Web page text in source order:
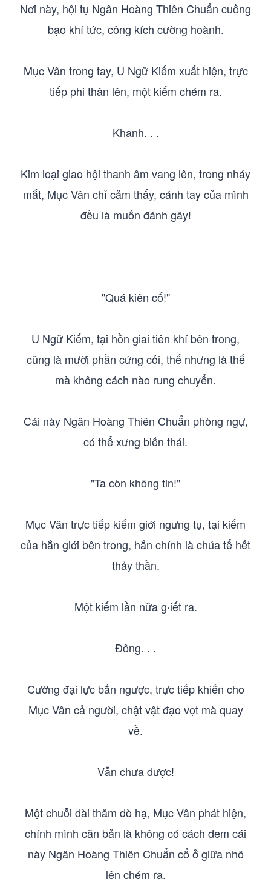
Nơi này, hội tụ Ngân Hoàng Thiên Chuẩn cuồng
bạo khí tức, công kích cường hoành.
Mục Vân trong tay, U Ngữ Kiếm xuất hiện, trực
tiếp phi thân lên, một kiếm chém ra.
Khanh. . .
Kim loại giao hội thanh âm vang lên, trong nháy
mắt, Mục Vân chỉ cảm thấy, cánh tay của mình
đều là muốn đánh gãy!
"Quá kiên cố!"
U Ngữ Kiếm, tại hồn giai tiên khí bên trong,
cũng là mười phần cứng cỏi, thế nhưng là thế
mà không cách nào rung chuyển.
Cái này Ngân Hoàng Thiên Chuẩn phòng ngự,
có thể xưng biến thái.
"Ta còn không tin!"
Mục Vân trực tiếp kiếm giới ngưng tụ, tại kiếm
của hắn giới bên trong, hắn chính là chúa tể hết
thảy thần.
Một kiếm lần nữa g·iết ra.
Đông. . .
Cường đại lực bắn ngược, trực tiếp khiến cho
Mục Vân cả người, chật vật đạo vọt mà quay
về.
Vẫn chưa được!
Một chuỗi dài thăm dò hạ, Mục Vân phát hiện,
chính mình căn bản là không có cách đem cái
này Ngân Hoàng Thiên Chuẩn cổ ở giữa nhô
lên chém ra.